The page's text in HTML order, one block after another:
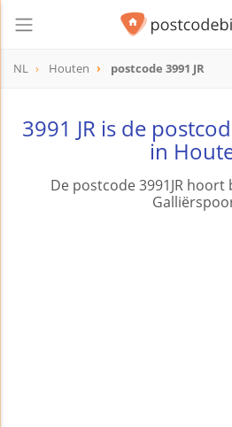
NL Houten postcode 3991 JR
3991 JR is de
in
De postcode 3991JR